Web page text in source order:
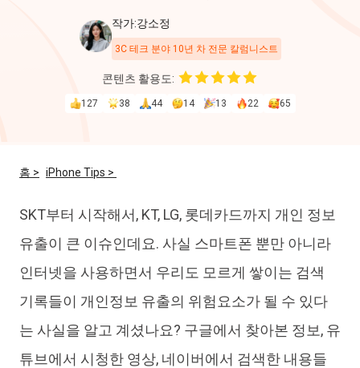
ReiBoot
4uKey
작가:강소정
3C 테크 분야 10년 차 전문 칼럼니스트
콘텐츠 활용도:
127 38 44 14 13 22 65
홈 > iPhone Tips >
SKT부터 시작해서, KT, LG, 롯데카드까지 개인 정보
유출이 큰 이슈인데요. 사실 스마트폰 뿐만 아니라
인터넷을 사용하면서 우리도 모르게 쌓이는 검색
기록들이 개인정보 유출의 위험요소가 될 수 있다
는 사실을 알고 계셨나요? 구글에서 찾아본 정보, 유
튜브에서 시청한 영상, 네이버에서 검색한 내용들